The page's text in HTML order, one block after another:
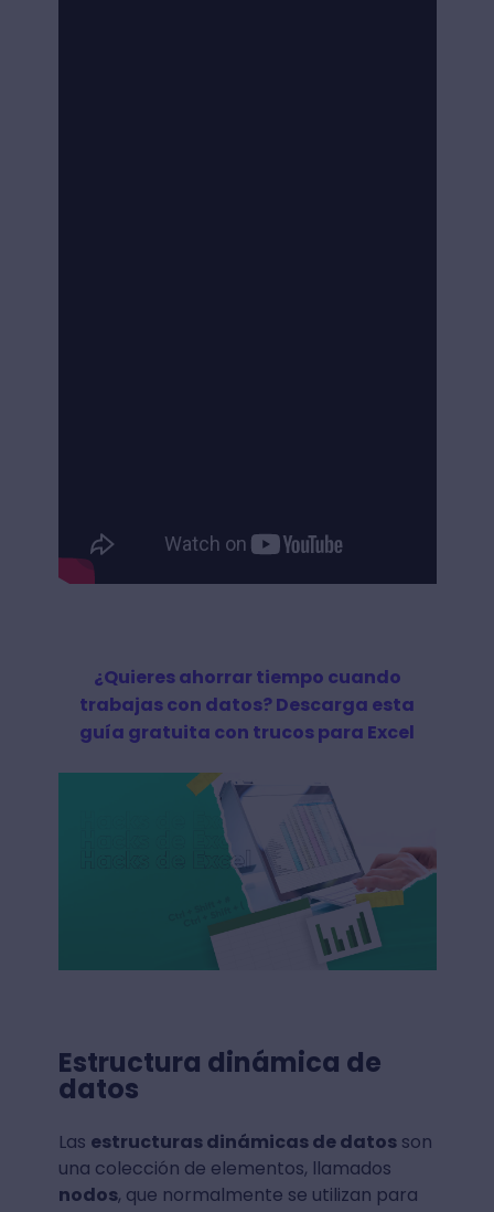
¿Quieres ahorrar tiempo cuando
trabajas con datos? Descarga esta
guía gratuita con trucos para Excel
Estructura dinámica de
datos
Las estructuras dinámicas de datosson
una colección de elementos, llamados
nodos, que normalmente se utilizan para